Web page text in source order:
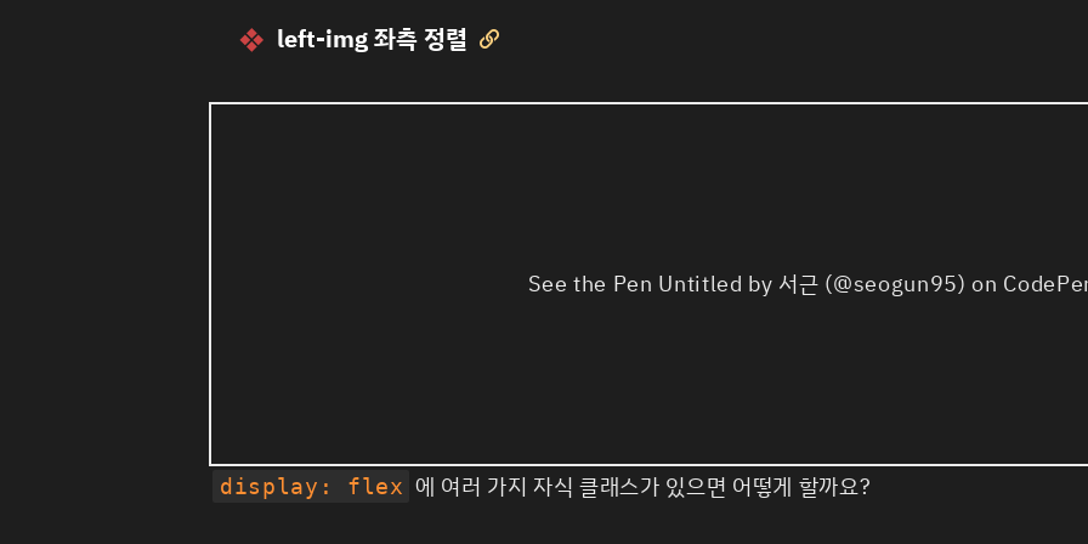
left-img 좌측 정렬 
See the Pen Untitled by 서근 (@seogun95) on
display: flex 에 여러 가지 자식 클래스가 있으면 어떻게 할까요?